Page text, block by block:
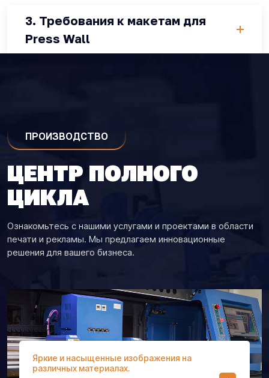
3. Требования к макетам для
Press Wall
ПРОИЗВОДСТВО
ЦЕНТР ПОЛНОГО
ЦИКЛА
Ознакомьтесь с нашими услугами и проектами в области
печати и рекламы. Мы предлагаем инновационные
решения для вашего бизнеса.
Яркие и насыщенные изображения на
различных материалах.